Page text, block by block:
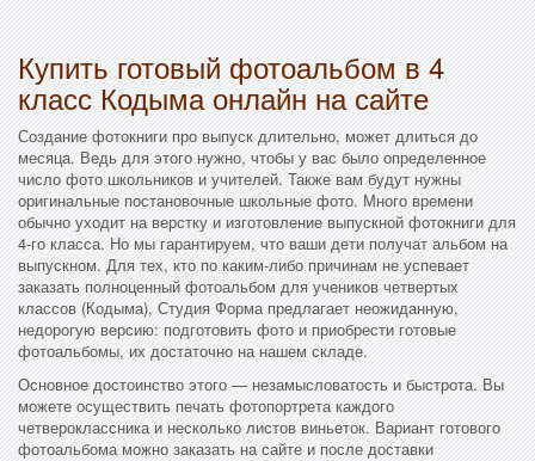
Купить готовый фотоальбом в 4
класс Кодыма онлайн на сайте
Создание фотокниги про выпуск длительно, может длиться до
месяца. Ведь для этого нужно, чтобы у вас было определенное
число фото школьников и учителей. Также вам будут нужны
оригинальные постановочные школьные фото. Много времени
обычно уходит на верстку и изготовление выпускной фотокниги для
4-го класса. Но мы гарантируем, что ваши дети получат альбом на
выпускном. Для тех, кто по каким-либо причинам не успевает
заказать полноценный фотоальбом для учеников четвертых
классов (Кодыма), Студия Форма предлагает неожиданную,
недорогую версию: подготовить фото и приобрести готовые
фотоальбомы, их достаточно на нашем складе.
Основное достоинство этого — незамысловатость и быстрота. Вы
можете осуществить печать фотопортрета каждого
четвероклассника и несколько листов виньеток. Вариант готового
фотоальбома можно заказать на сайте и после доставки